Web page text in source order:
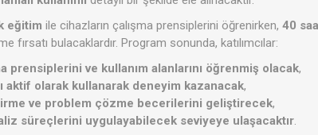
eğitim ile cihazların çalışma prensiplerini öğrenirken,40
fırsatı bulacaklardır. Program sonunda, katılımcılar:
prensiplerini ve kullanım alanlarını öğrenmiş olacak,
aktif olarak kullanarak deneyim kazanacak,
ve problem çözme becerilerini geliştirecek,
süreçlerini uygulayabilecek seviyeye ulaşacaktır.